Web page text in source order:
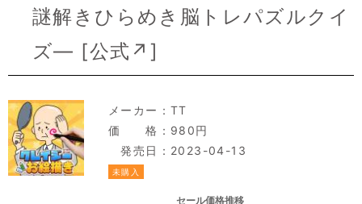
謎解きひらめき脳トレパズルクイ
ズ― [公式↗ ]
メーカー： TT
価 格：980円
発売日：2023-04-13
未購入